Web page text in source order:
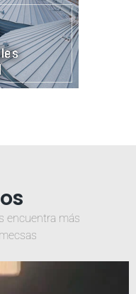
encuentra más